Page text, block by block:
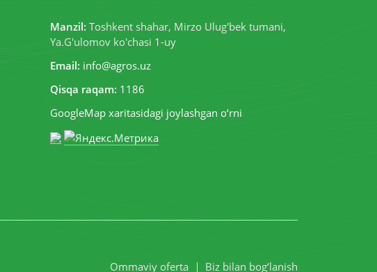
Manzil: Toshkent shahar, Mirzo Ulug'bek tumani,
Ya.G'ulomov ko'chasi 1-uy
Email: info@agros.uz
Qisqa raqam: 1186
GoogleMap xaritasidagi joylashgan o‘rni
Ommaviy oferta Biz bilan bog‘lanish